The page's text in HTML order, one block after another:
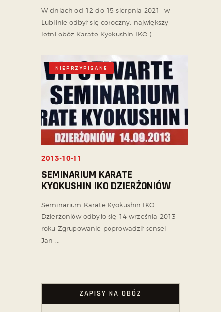
W dniach od 12 do 15 sierpnia 2021 w
Lublinie odbył się coroczny, największy
letni obóz Karate Kyokushin IKO (...
NIEPRZYPISANE
2013-10-11
SEMINARIUM KARATE
KYOKUSHIN IKO DZIERŻONIÓW
Seminarium Karate Kyokushin IKO
Dzierżoniów odbyło się 14 września 2013
roku Zgrupowanie poprowadził sensei
Jan ...
ZAPISY NA OBÓZ